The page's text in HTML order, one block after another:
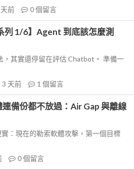
前 0個留言
列 1/6】Agent 到底該怎麼測
，其實還停留在評估 Chatbot。 準備一
3 天前 1 個留言
備份都不放過：Air Gap 與離線
：現在的勒索軟體攻擊，第一個目標
0個留言